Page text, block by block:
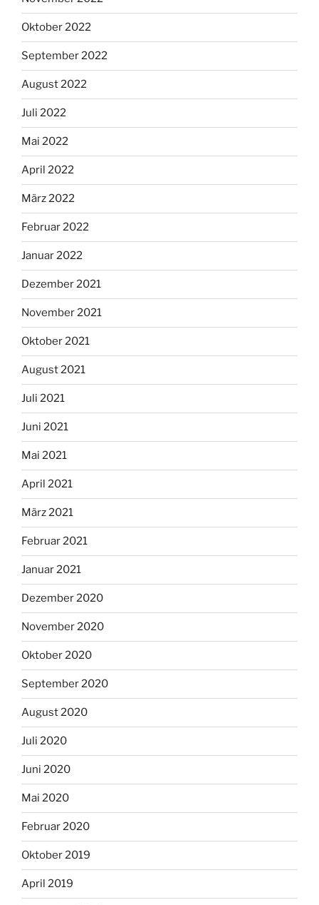
Oktober 2022
September 2022
August 2022
Juli 2022
Mai 2022
April 2022
März 2022
Februar 2022
Januar 2022
Dezember 2021
November 2021
Oktober 2021
August 2021
Juli 2021
Juni 2021
Mai 2021
April 2021
März 2021
Februar 2021
Januar 2021
Dezember 2020
November 2020
Oktober 2020
September 2020
August 2020
Juli 2020
Juni 2020
Mai 2020
Februar 2020
Oktober 2019
April 2019